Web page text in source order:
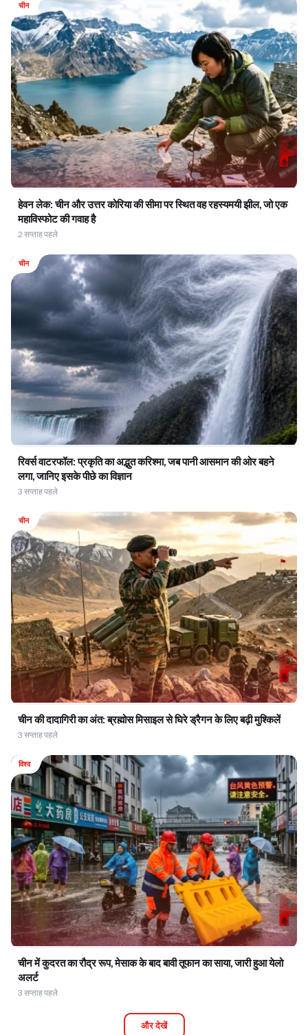
चीन
हेवन लेक: चीन और उत्तर कोरिया की सीमा पर स्थित वह रहस्यमयी झील, जो एक
महाविस्फोट की गवाह है
2 सप्ताह पहले
चीन
रिवर्स वाटरफॉल: प्रकृति का अद्भुत करिश्मा, जब पानी आसमान की ओर बहने
लगा, जानिए इसके पीछे का विज्ञान
3 सप्ताह पहले
चीन
चीन की दादागिरी का अंत: ब्रह्मोस मिसाइल से घिरे ड्रैगन के लिए बढ़ी मुश्किलें
3 सप्ताह पहले
विश्व
चीन में कुदरत का रौद्र रूप, मेसाक के बाद बावी तूफान का साया, जारी हुआ येलो
अलर्ट
3 सप्ताह पहले
और देखें